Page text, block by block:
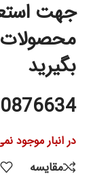
جهت
بگیرید
در انبار موجود
مقایسه